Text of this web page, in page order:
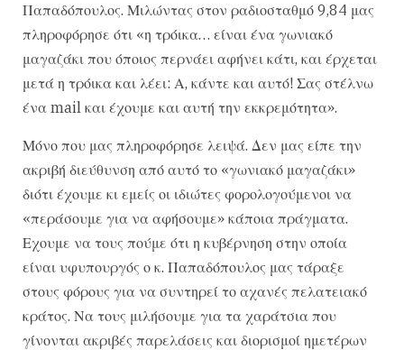
Παπαδόπουλος. Μιλώντας στον ραδιοσταθμό 9,84 μας
πληροφόρησε ότι «η τρόικα… είναι ένα γωνιακό
μαγαζάκι που όποιος περνάει αφήνει κάτι, και έρχεται
μετά η τρόικα και λέει: Α, κάντε και αυτό! Σας στέλνω
ένα mail και έχουμε και αυτή την εκκρεμότητα».
Μόνο που μας πληροφόρησε λειψά. Δεν μας είπε την
ακριβή διεύθυνση από αυτό το «γωνιακό μαγαζάκι»
διότι έχουμε κι εμείς οι ιδιώτες φορολογούμενοι να
«περάσουμε για να αφήσουμε» κάποια πράγματα.
Εχουμε να τους πούμε ότι η κυβέρνηση στην οποία
είναι υφυπουργός ο κ. Παπαδόπουλος μας τάραξε
στους φόρους για να συντηρεί το αχανές πελατειακό
κράτος. Να τους μιλήσουμε για τα χαράτσια που
γίνονται ακριβές παρελάσεις και διορισμοί ημετέρων